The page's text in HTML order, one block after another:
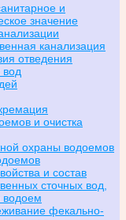
и
значение
канализация
отведения
и очистка
охраны водоемов
и состав
сточных вод,
водоем
фекально-